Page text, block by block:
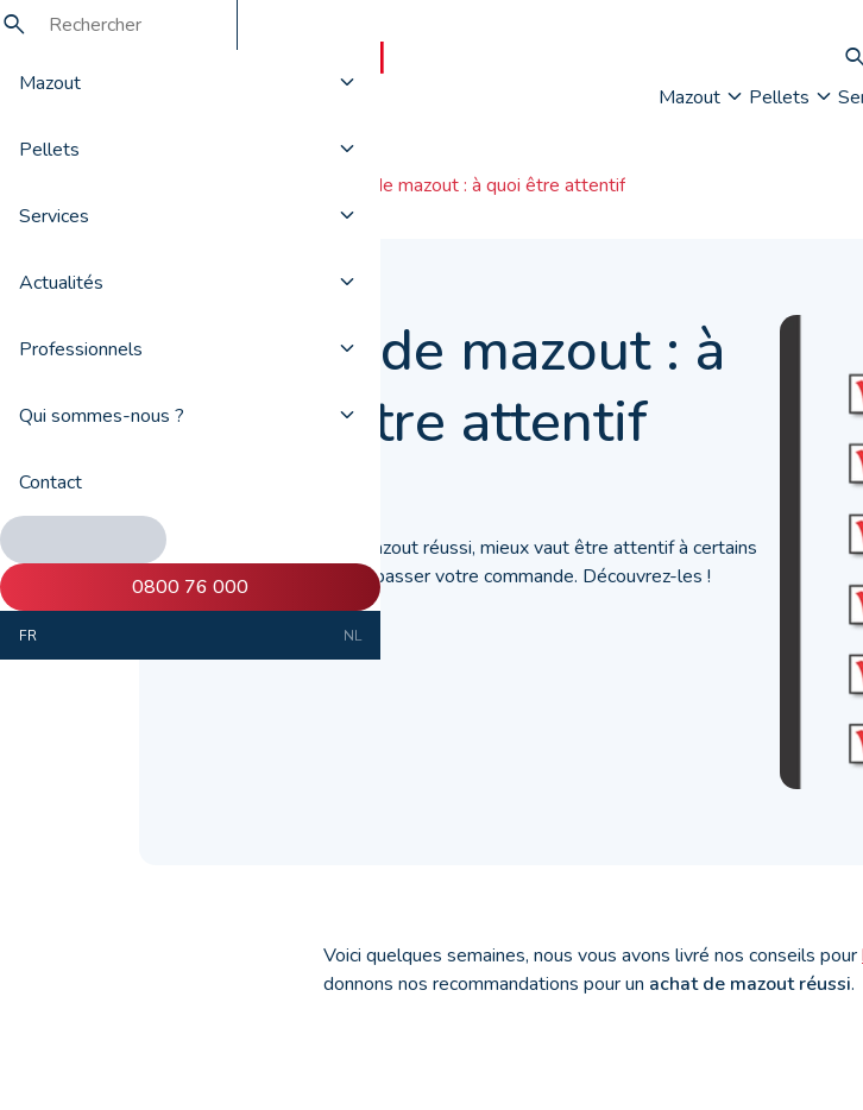
Mazout
Pellets
Services
Actualités
Professionnels
Qui sommes-nous ?
Contact
0800 76 000
FR NL
Mazout
Pellets
Achat de mazout : à quoi être attentif
Achat de mazout : à
quoi être attentif
Pour un achat de mazout réussi, mieux vaut être attentif à certains
éléments avant de passer votre commande. Découvrez-les !
Voici quelques semaines, nous vous avons livré nos conseils pour
donnons nos recommandations pour un achat de mazout réussi.